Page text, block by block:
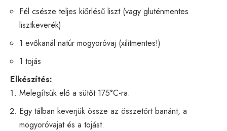
Fél csésze teljes kiőrlésű liszt (vagy gluténmentes
lisztkeverék)
1 evőkanál natúr mogyoróvaj (xilitmentes!)
1 tojás
Elkészítés:
Melegítsük elő a sütőt 175°C-ra.
Egy tálban keverjük össze az összetört banánt, a
mogyoróvajat és a tojást.